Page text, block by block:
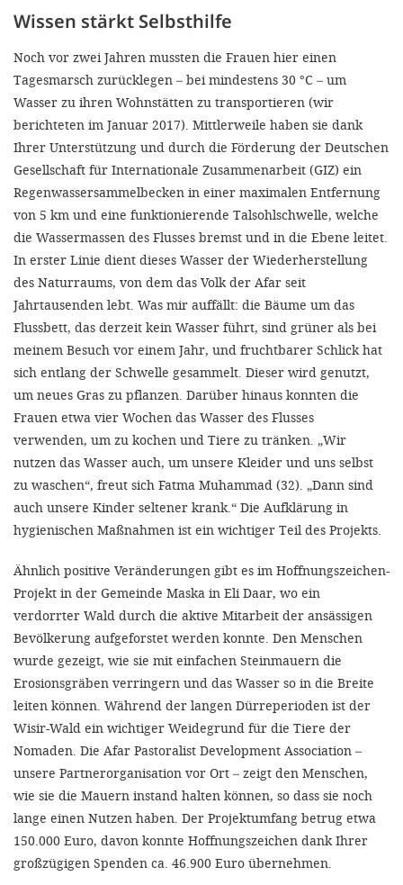
Wissen stärkt Selbsthilfe
Noch vor zwei Jahren mussten die Frauen hier einen
Tagesmarsch zurücklegen – bei mindestens 30 °C – um
Wasser zu ihren Wohnstätten zu transportieren (wir
berichteten im Januar 2017). Mittlerweile haben sie dank
Ihrer Unterstützung und durch die Förderung der Deutschen
Gesellschaft für Internationale Zusammenarbeit (GIZ) ein
Regenwassersammelbecken in einer maximalen Entfernung
von 5 km und eine funktionierende Talsohlschwelle, welche
die Wassermassen des Flusses bremst und in die Ebene leitet.
In erster Linie dient dieses Wasser der Wiederherstellung
des Naturraums, von dem das Volk der Afar seit
Jahrtausenden lebt. Was mir auffällt: die Bäume um das
Flussbett, das derzeit kein Wasser führt, sind grüner als bei
meinem Besuch vor einem Jahr, und fruchtbarer Schlick hat
sich entlang der Schwelle gesammelt. Dieser wird genutzt,
um neues Gras zu pflanzen. Darüber hinaus konnten die
Frauen etwa vier Wochen das Wasser des Flusses
verwenden, um zu kochen und Tiere zu tränken. „Wir
nutzen das Wasser auch, um unsere Kleider und uns selbst
zu waschen“, freut sich Fatma Muhammad (32). „Dann sind
auch unsere Kinder seltener krank.“ Die Aufklärung in
hygienischen Maßnahmen ist ein wichtiger Teil des Projekts.
Ähnlich positive Veränderungen gibt es im Hoffnungszeichen-
Projekt in der Gemeinde Maska in Eli Daar, wo ein
verdorrter Wald durch die aktive Mitarbeit der ansässigen
Bevölkerung aufgeforstet werden konnte. Den Menschen
wurde gezeigt, wie sie mit einfachen Steinmauern die
Erosionsgräben verringern und das Wasser so in die Breite
leiten können. Während der langen Dürreperioden ist der
Wisir-Wald ein wichtiger Weidegrund für die Tiere der
Nomaden. Die Afar Pastoralist Development Association –
unsere Partnerorganisation vor Ort – zeigt den Menschen,
wie sie die Mauern instand halten können, so dass sie noch
lange einen Nutzen haben. Der Projektumfang betrug etwa
150.000 Euro, davon konnte Hoffnungszeichen dank Ihrer
großzügigen Spenden ca. 46.900 Euro übernehmen.